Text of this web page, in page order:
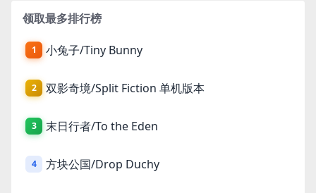
领取最多排行榜
1 小兔子/Tiny Bunny
2 双影奇境/Split Fiction 单机版本
3 末日行者/To the Eden
4 方块公国/Drop Duchy